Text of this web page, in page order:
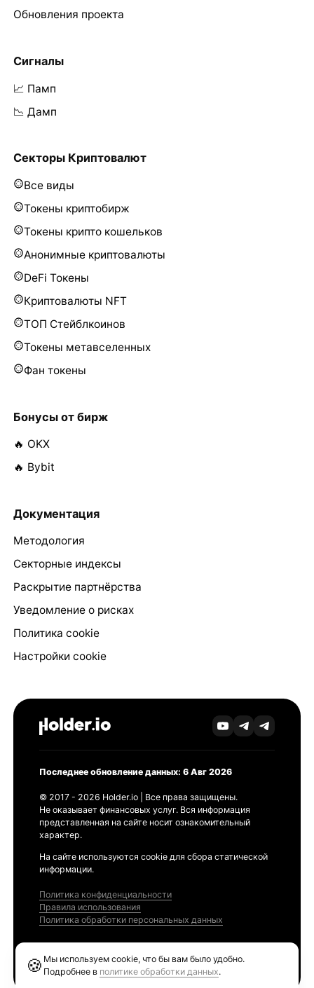
Обновления проекта
Сигналы
📈 Памп
📉 Дамп
Секторы Криптовалют
Все виды
Токены криптобирж
Токены крипто кошельков
Анонимные криптовалюты
DeFi Токены
Криптовалюты NFT
ТОП Стейблкоинов
Токены метавселенных
Фан токены
Бонусы от бирж
🔥 OKX
🔥 Bybit
Документация
Методология
Секторные индексы
Раскрытие партнёрства
Уведомление о рисках
Политика cookie
Настройки cookie
Последнее обновление данных: 6 Авг 2026
© 2017 - 2026 Holder.io | Все права защищены.
Не оказывает финансовых услуг. Вся информация
представленная на сайте носит ознакомительный
характер.
На сайте используются cookie для сбора статической
информации.
Политика конфиденциальности
Правила использования
Политика обработки персональных данных
🍪 Мы используем cookie, что бы вам было удобно.
Подробнее в политике обработки данных.
Ethereum GAS Tracker